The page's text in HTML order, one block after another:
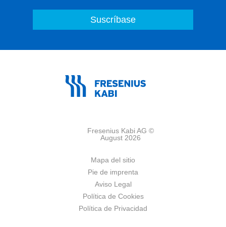
Fresenius Kabi AG ©
August 2026
Mapa del sitio
Pie de imprenta
Aviso Legal
Política de Cookies
Política de Privacidad